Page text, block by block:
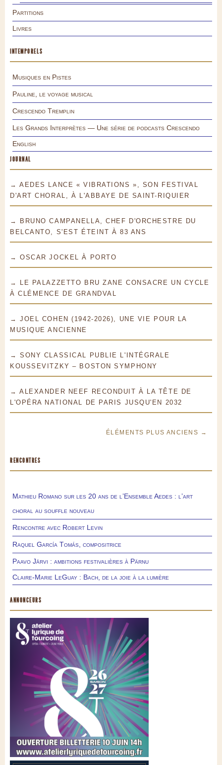
Partitions
Livres
INTEMPORELS
Musiques en Pistes
Pauline, le voyage musical
Crescendo Tremplin
Les Grands Interprètes — Une série de podcasts Crescendo
English
JOURNAL
→ AEDES LANCE « VIBRATIONS », SON FESTIVAL
D'ART CHORAL, À L'ABBAYE DE SAINT-RIQUIER
→ BRUNO CAMPANELLA, CHEF D'ORCHESTRE DU
BELCANTO, S'EST ÉTEINT À 83 ANS
→ OSCAR JOCKEL À PORTO
→ LE PALAZZETTO BRU ZANE CONSACRE UN CYCLE
À CLÉMENCE DE GRANDVAL
→ JOEL COHEN (1942-2026), UNE VIE POUR LA
MUSIQUE ANCIENNE
→ SONY CLASSICAL PUBLIE L'INTÉGRALE
KOUSSEVITZKY – BOSTON SYMPHONY
→ ALEXANDER NEEF RECONDUIT À LA TÊTE DE
L'OPÉRA NATIONAL DE PARIS JUSQU'EN 2032
ÉLÉMENTS PLUS ANCIENS →
RENCONTRES
Mathieu Romano sur les 20 ans de l’Ensemble Aedes : l’art
choral au souffle nouveau
Rencontre avec Robert Levin
Raquel García Tomás, compositrice
Paavo Järvi : ambitions festivalières à Pärnu
Claire-Marie LeGuay : Bach, de la joie à la lumière
ANNONCEURS